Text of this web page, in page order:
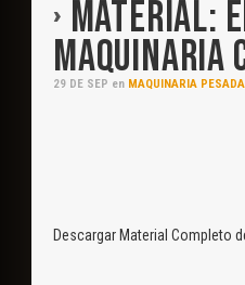
MATERIAL:
MAQUINARIA
29 DE SEP en MAQUINARIA PESADA
Descargar Material Completo